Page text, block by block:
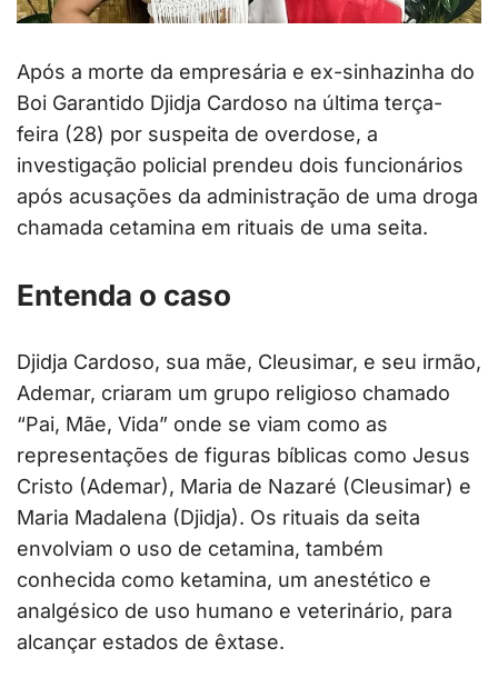
Após a morte da empresária e ex-sinhazinha do
Boi Garantido Djidja Cardoso na última terça-
feira (28) por suspeita de overdose, a
investigação policial prendeu dois funcionários
após acusações da administração de uma droga
chamada cetamina em rituais de uma seita.
Entenda o caso
Djidja Cardoso, sua mãe, Cleusimar, e seu irmão,
Ademar, criaram um grupo religioso chamado
“Pai, Mãe, Vida” onde se viam como as
representações de figuras bíblicas como Jesus
Cristo (Ademar), Maria de Nazaré (Cleusimar) e
Maria Madalena (Djidja). Os rituais da seita
envolviam o uso de cetamina, também
conhecida como ketamina, um anestético e
analgésico de uso humano e veterinário, para
alcançar estados de êxtase.